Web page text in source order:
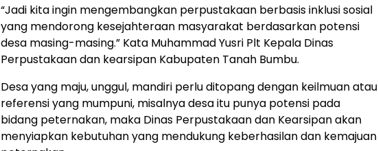
“Jadi kita ingin mengembangkan perpustakaan berbasis inklusi sosial
yang mendorong kesejahteraan masyarakat berdasarkan potensi
desa masing-masing.” Kata Muhammad Yusri Plt Kepala Dinas
Perpustakaan dan kearsipan Kabupaten Tanah Bumbu.
Desa yang maju, unggul, mandiri perlu ditopang dengan keilmuan atau
referensi yang mumpuni, misalnya desa itu punya potensi pada
bidang peternakan, maka Dinas Perpustakaan dan Kearsipan akan
menyiapkan kebutuhan yang mendukung keberhasilan dan kemajuan